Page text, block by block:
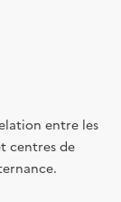
entre les
centres de